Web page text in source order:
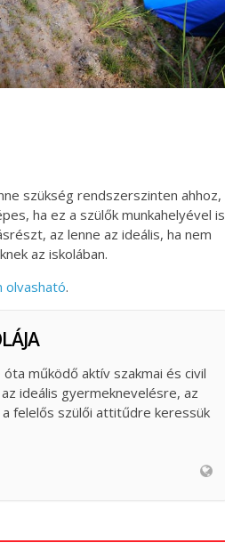
szükség rendszerszinten ahhoz,
ha ez a szülők munkahelyével is
az lenne az ideális, ha nem
az iskolában.
olvasható.
működő aktív szakmai és civil
ideális gyermeknevelésre, az
a felelős szülői attitűdre keressük